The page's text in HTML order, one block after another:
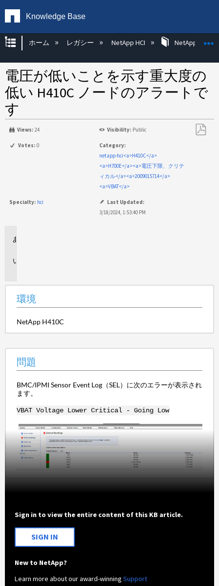
Knowledge Base
グローバル階層を展開/折りたたむ
ホーム レガシー NetApp HCI NetApp HCI
電圧が低いことを示す重大度の
低い H410C ノードのアラートで
す
Views: 24 Visibility: Public
Votes: 0
Category:
netapp-hci<a>H410C</a>
<a>H700E</a><a>電圧下限、クリテ
ィカル</a><a>2009015714</a>
<a>VBAT</a>
Specialty: hci
Last Updated:
3/18/2024, 1:53:40 PM
環境
NetApp H410C
問題
BMC/IPMI Sensor Event Log（SEL）に次のエラーが表示され
ます。
VBAT Voltage Lower Critical - Going Low
Sign in to view the entire content of this KB article.
SIGN IN
New to NetApp?
Learn more about our award-winningSupport